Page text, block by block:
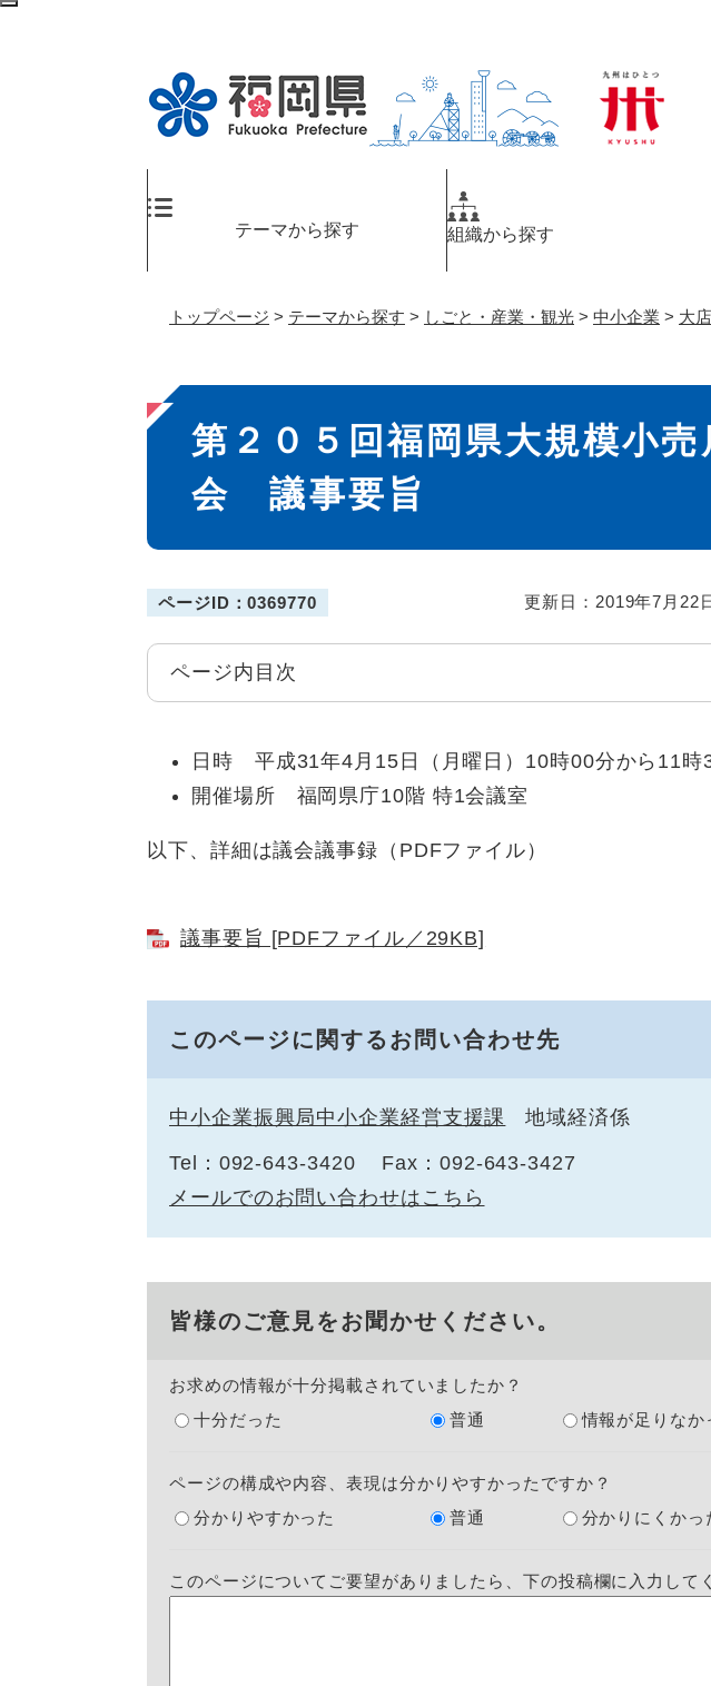
ペ
テーマから探す 組織から探す
トップページ > テーマから探す > しごと・産業・観光 > 中小企業 > 大
本
文
第２０５回福岡県大規模小
会 議事要旨
ページID：0369770 更新日：2019年7月22
ページ内目次
日時 平成31年4月15日（月曜日）10時00分から11時
開催場所 福岡県庁10階 特1会議室
以下、詳細は議会議事録（PDFファイル）
議事要旨 [PDFファイル／29KB]
このページに関するお問い合わせ先
中小企業振興局中小企業経営支援課 地域経済係
Tel：092-643-3420
Fax：092-643-3427
メールでのお問い合わせはこちら
皆様のご意見をお聞かせください。
お求めの情報が十分掲載されていましたか？
十分だった
普通 情報が足りなか
ページの構成や内容、表現は分かりやすかったですか？
分かりやすかった
普通 分かりにくかっ
このページについてご要望がありましたら、下の投稿欄に入力して